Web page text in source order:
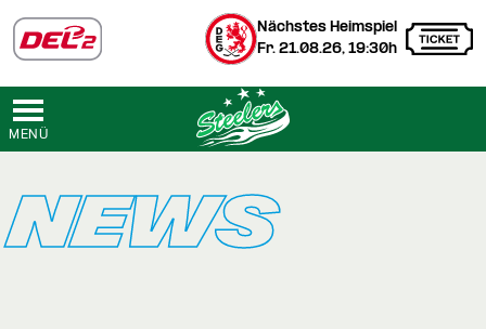
Nächstes Heimspiel
Fr. 21.08.26, 19:30h
MENÜ
NEWS